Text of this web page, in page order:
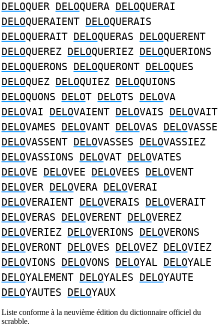
DELOQUER DELOQUERA DELOQUERAI
DELOQUERAIENT DELOQUERAIS
DELOQUERAIT DELOQUERAS DELOQUERENT
DELOQUEREZ DELOQUERIEZ DELOQUERIONS
DELOQUERONS DELOQUERONT DELOQUES
DELOQUEZ DELOQUIEZ DELOQUIONS
DELOQUONS DELOT DELOTS DELOVA
DELOVAI DELOVAIENT DELOVAIS DELOVAIT
DELOVAMES DELOVANT DELOVAS DELOVASSE
DELOVASSENT DELOVASSES DELOVASSIEZ
DELOVASSIONS DELOVAT DELOVATES
DELOVE DELOVEE DELOVEES DELOVENT
DELOVER DELOVERA DELOVERAI
DELOVERAIENT DELOVERAIS DELOVERAIT
DELOVERAS DELOVERENT DELOVEREZ
DELOVERIEZ DELOVERIONS DELOVERONS
DELOVERONT DELOVES DELOVEZ DELOVIEZ
DELOVIONS DELOVONS DELOYAL DELOYALE
DELOYALEMENT DELOYALES DELOYAUTE
DELOYAUTES DELOYAUX
Liste conforme à la neuvième édition du dictionnaire officiel du
scrabble.